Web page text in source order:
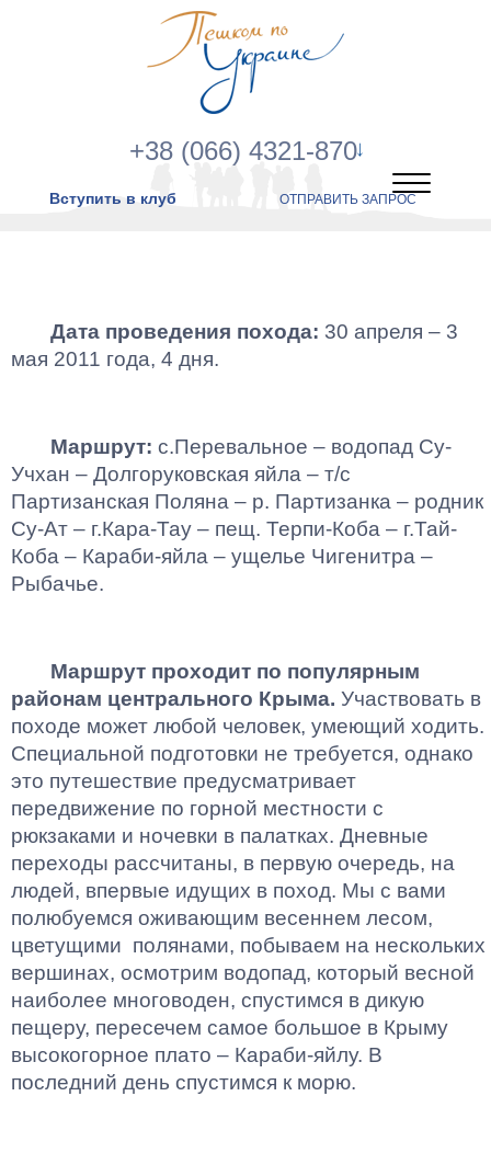
+38 (066) 4321-870
Вступить в клуб ОТПРАВИТЬ ЗАПРОС
Дата проведения похода: 30 апреля – 3
мая 2011 года, 4 дня.
Маршрут: с.Перевальное – водопад Су-
Учхан – Долгоруковская яйла – т/с
Партизанская Поляна – р. Партизанка – родник
Су-Ат – г.Кара-Тау – пещ. Терпи-Коба – г.Тай-
Коба – Караби-яйла – ущелье Чигенитра –
Рыбачье.
Маршрут проходит по популярным
районам центрального Крыма. Участвовать в
походе может любой человек, умеющий ходить.
Специальной подготовки не требуется, однако
это путешествие предусматривает
передвижение по горной местности с
рюкзаками и ночевки в палатках. Дневные
переходы рассчитаны, в первую очередь, на
людей, впервые идущих в поход. Мы с вами
полюбуемся оживающим весеннем лесом,
цветущими полянами, побываем на нескольких
вершинах, осмотрим водопад, который весной
наиболее многоводен, спустимся в дикую
пещеру, пересечем самое большое в Крыму
высокогорное плато – Караби-яйлу. В
последний день спустимся к морю.